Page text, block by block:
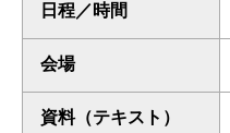
日程／時間
会場
資料（テキスト）